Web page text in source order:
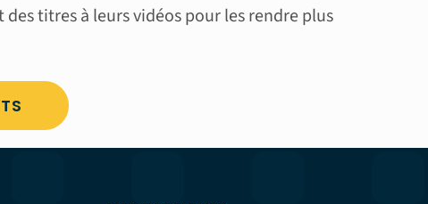
titres à leurs vidéos pour les rendre plus